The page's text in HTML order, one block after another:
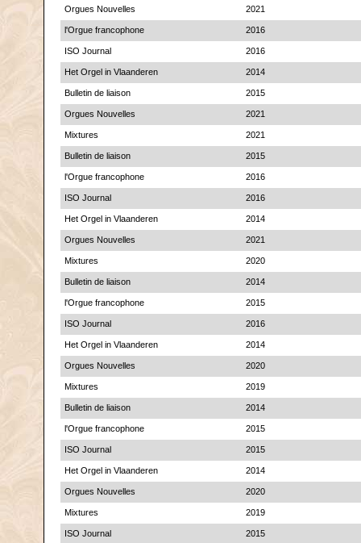
Orgues Nouvelles 2021
l'Orgue francophone 2016
ISO Journal 2016
Het Orgel in Vlaanderen 2014
Bulletin de liaison 2015
Orgues Nouvelles 2021
Mixtures 2021
Bulletin de liaison 2015
l'Orgue francophone 2016
ISO Journal 2016
Het Orgel in Vlaanderen 2014
Orgues Nouvelles 2021
Mixtures 2020
Bulletin de liaison 2014
l'Orgue francophone 2015
ISO Journal 2016
Het Orgel in Vlaanderen 2014
Orgues Nouvelles 2020
Mixtures 2019
Bulletin de liaison 2014
l'Orgue francophone 2015
ISO Journal 2015
Het Orgel in Vlaanderen 2014
Orgues Nouvelles 2020
Mixtures 2019
ISO Journal 2015